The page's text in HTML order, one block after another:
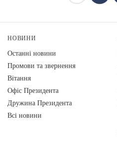
НОВИНИ
Останні новини
Промови та звернення
Вiтання
Офіс Президента
Дружина Президента
Всі новини